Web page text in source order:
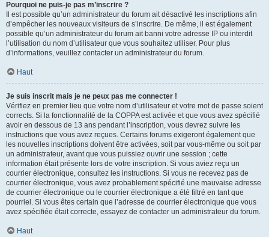
Pourquoi ne puis-je pas m’inscrire ?
Il est possible qu’un administrateur du forum ait désactivé les inscriptions afin
d’empêcher les nouveaux visiteurs de s’inscrire. De même, il est également
possible qu’un administrateur du forum ait banni votre adresse IP ou interdit
l’utilisation du nom d’utilisateur que vous souhaitez utiliser. Pour plus
d’informations, veuillez contacter un administrateur du forum.
Haut
Je suis inscrit mais je ne peux pas me connecter !
Vérifiez en premier lieu que votre nom d’utilisateur et votre mot de passe soient
corrects. Si la fonctionnalité de la COPPA est activée et que vous avez spécifié
avoir en dessous de 13 ans pendant l’inscription, vous devrez suivre les
instructions que vous avez reçues. Certains forums exigeront également que
les nouvelles inscriptions doivent être activées, soit par vous-même ou soit par
un administrateur, avant que vous puissiez ouvrir une session ; cette
information était présente lors de votre inscription. Si vous aviez reçu un
courrier électronique, consultez les instructions. Si vous ne recevez pas de
courrier électronique, vous avez probablement spécifié une mauvaise adresse
de courrier électronique ou le courrier électronique a été filtré en tant que
pourriel. Si vous êtes certain que l’adresse de courrier électronique que vous
avez spécifiée était correcte, essayez de contacter un administrateur du forum.
Haut